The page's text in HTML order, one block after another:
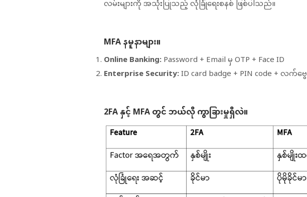
လမ်းများကို အသုံးပြုသည့် လုံခြုံရေးစနစ် ဖြစ်ပါသည်။
MFA နမူနာများ။
Online Banking:Password + Email မှ OTP + Face ID
Enterprise Security:ID card badge + PIN code + လက်ဗွေ
2FA နှင့် MFA တွင် ဘယ်လို ကွာခြားမှုရှိလဲ။